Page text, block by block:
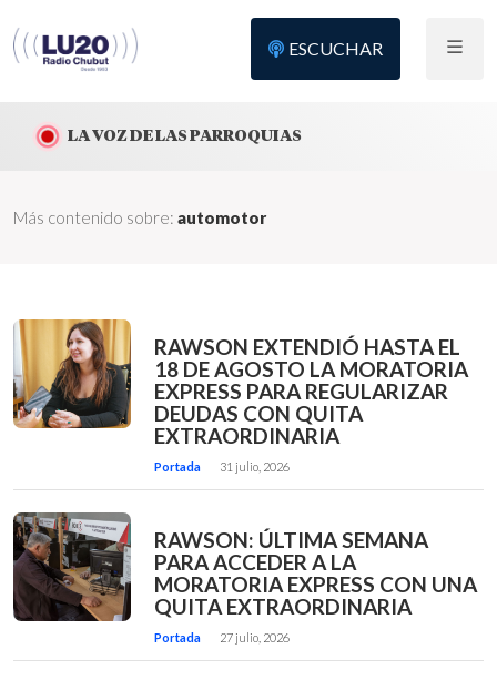
ESCUCHAR
LA VOZ DE LAS PARROQUIAS
Más contenido sobre: automotor
RAWSON EXTENDIÓ HASTA EL
18 DE AGOSTO LA MORATORIA
EXPRESS PARA REGULARIZAR
DEUDAS CON QUITA
EXTRAORDINARIA
Portada 31 julio, 2026
RAWSON: ÚLTIMA SEMANA
PARA ACCEDER A LA
MORATORIA EXPRESS CON UNA
QUITA EXTRAORDINARIA
Portada 27 julio, 2026